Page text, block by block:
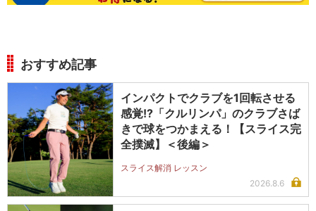
おすすめ記事
インパクトでクラブを1回転させる
感覚!?「クルリンパ」のクラブさば
きで球をつかまえる！【スライス完
全撲滅】＜後編＞
スライス解消 レッスン
2026.8.6